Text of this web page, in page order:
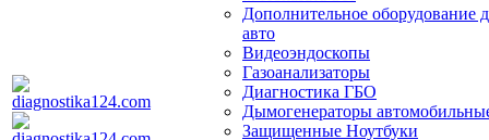
Дополнительное оборудование
авто
Видеоэндоскопы
Газоанализаторы
Диагностика ГБО
Дымогенераторы
Защищенные Ноутбуки